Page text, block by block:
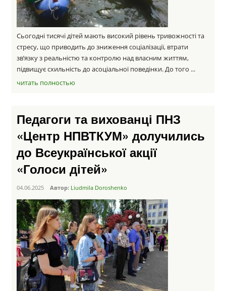
Сьогодні тисячі дітей мають високий рівень тривожності та
стресу, що приводить до зниження соціалізації, втрати
зв’язку з реальністю та контролю над власним життям,
підвищує схильність до асоціальної поведінки. До того ...
читать полностью
Педагоги та вихованці ПНЗ
«Центр НПВТКУМ» долучились
до Всеукраїнської акції
«Голоси дітей»
04.06.2025 Автор: Liudmila Doroshenko